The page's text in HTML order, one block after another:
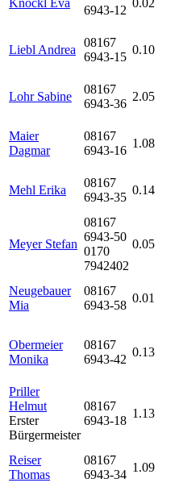
Knöckl Eva
6943-12
0.02
Liebl Andrea
08167
6943-15
0.10
Lohr Sabine
08167
6943-36
2.05
Maier
Dagmar
08167
6943-16
1.08
Mehl Erika
08167
6943-35
0.14
Meyer Stefan
08167
6943-50
0170
7942402
0.05
Neugebauer
Mia
08167
6943-58
0.01
Obermeier
Monika
08167
6943-42
0.13
Priller
Helmut
Erster
Bürgermeister
08167
6943-18
1.13
Reiser
Thomas
08167
6943-34
1.09